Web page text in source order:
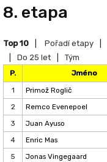
8. etapa
Top 10 Pořadí etapy
Do 25 let Tým
P. Jméno
1
Primož Roglič
2
Remco Evenepoel
3
Juan Ayuso
4
Enric Mas
5
Jonas Vingegaard